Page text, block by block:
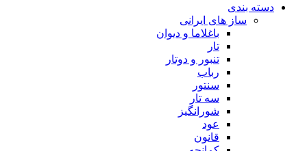
دسته بندی
ساز های ایرانی
باغلاما و دیوان
تار
تنبور و دوتار
رباب
سنتور
سه تار
شورانگیز
عود
قانون